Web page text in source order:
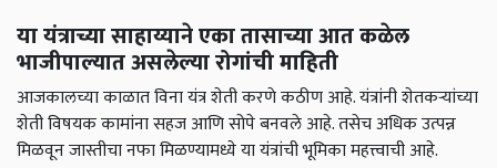
या यंत्राच्या साहाय्याने एका तासाच्या आत कळेल
भाजीपाल्यात असलेल्या रोगांची माहिती
आजकालच्या काळात विना यंत्र शेती करणे कठीण आहे. यंत्रांनी शेतकऱ्यांच्या
शेती विषयक कामांना सहज आणि सोपे बनवले आहे. तसेच अधिक उत्पन्न
मिळवून जास्तीचा नफा मिळण्यामध्ये या यंत्रांची भूमिका महत्त्वाची आहे.